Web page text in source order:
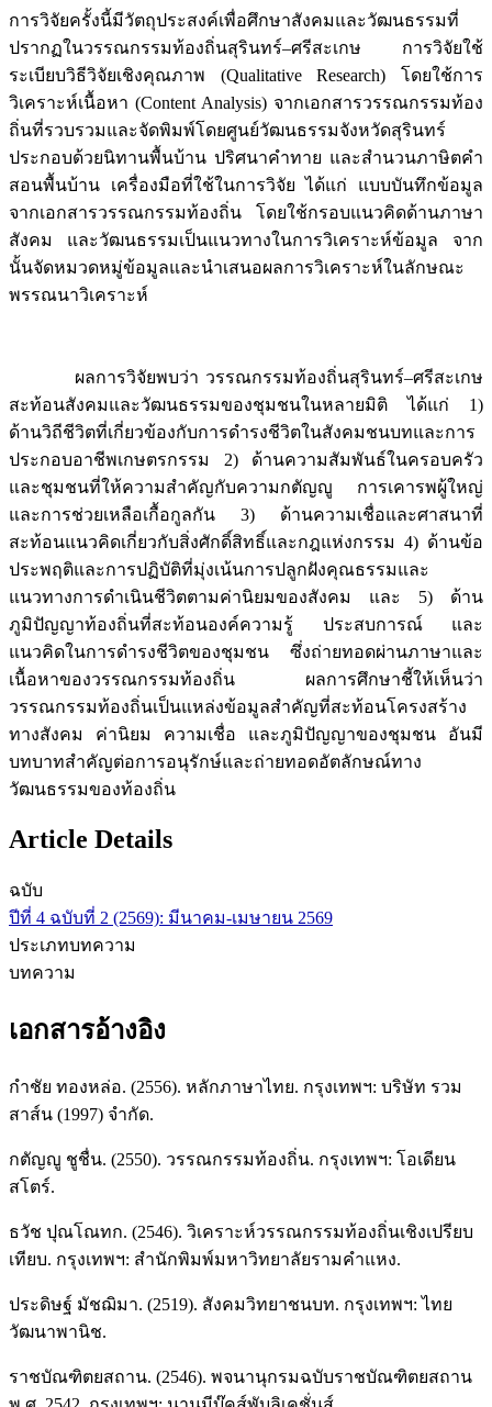
การวิจัยครั้งนี้มีวัตถุประสงค์เพื่อศึกษาสังคมและวัฒนธรรมที่
ปรากฏในวรรณกรรมท้องถิ่นสุรินทร์–ศรีสะเกษ การวิจัยใช้
ระเบียบวิธีวิจัยเชิงคุณภาพ (Qualitative Research) โดยใช้การ
วิเคราะห์เนื้อหา (Content Analysis) จากเอกสารวรรณกรรมท้อง
ถิ่นที่รวบรวมและจัดพิมพ์โดยศูนย์วัฒนธรรมจังหวัดสุรินทร์
ประกอบด้วยนิทานพื้นบ้าน ปริศนาคำทาย และสำนวนภาษิตคำ
สอนพื้นบ้าน เครื่องมือที่ใช้ในการวิจัย ได้แก่ แบบบันทึกข้อมูล
จากเอกสารวรรณกรรมท้องถิ่น โดยใช้กรอบแนวคิดด้านภาษา
สังคม และวัฒนธรรมเป็นแนวทางในการวิเคราะห์ข้อมูล จาก
นั้นจัดหมวดหมู่ข้อมูลและนำเสนอผลการวิเคราะห์ในลักษณะ
พรรณนาวิเคราะห์
ผลการวิจัยพบว่า วรรณกรรมท้องถิ่นสุรินทร์–ศรีสะเกษ
สะท้อนสังคมและวัฒนธรรมของชุมชนในหลายมิติ ได้แก่ 1)
ด้านวิถีชีวิตที่เกี่ยวข้องกับการดำรงชีวิตในสังคมชนบทและการ
ประกอบอาชีพเกษตรกรรม 2) ด้านความสัมพันธ์ในครอบครัว
และชุมชนที่ให้ความสำคัญกับความกตัญญู การเคารพผู้ใหญ่
และการช่วยเหลือเกื้อกูลกัน 3) ด้านความเชื่อและศาสนาที่
สะท้อนแนวคิดเกี่ยวกับสิ่งศักดิ์สิทธิ์และกฎแห่งกรรม 4) ด้านข้อ
ประพฤติและการปฏิบัติที่มุ่งเน้นการปลูกฝังคุณธรรมและ
แนวทางการดำเนินชีวิตตามค่านิยมของสังคม และ 5) ด้าน
ภูมิปัญญาท้องถิ่นที่สะท้อนองค์ความรู้ ประสบการณ์ และ
แนวคิดในการดำรงชีวิตของชุมชน ซึ่งถ่ายทอดผ่านภาษาและ
เนื้อหาของวรรณกรรมท้องถิ่น ผลการศึกษาชี้ให้เห็นว่า
วรรณกรรมท้องถิ่นเป็นแหล่งข้อมูลสำคัญที่สะท้อนโครงสร้าง
ทางสังคม ค่านิยม ความเชื่อ และภูมิปัญญาของชุมชน อันมี
บทบาทสำคัญต่อการอนุรักษ์และถ่ายทอดอัตลักษณ์ทาง
วัฒนธรรมของท้องถิ่น
Article Details
ฉบับ
ปีที่ 4 ฉบับที่ 2 (2569): มีนาคม-เมษายน 2569
ประเภทบทความ
บทความ
เอกสารอ้างอิง
กำชัย ทองหล่อ. (2556). หลักภาษาไทย. กรุงเทพฯ: บริษัท รวม
สาส์น (1997) จำกัด.
กตัญญู ชูชื่น. (2550). วรรณกรรมท้องถิ่น. กรุงเทพฯ: โอเดียน
สโตร์.
ธวัช ปุณโณทก. (2546). วิเคราะห์วรรณกรรมท้องถิ่นเชิงเปรียบ
เทียบ. กรุงเทพฯ: สำนักพิมพ์มหาวิทยาลัยรามคำแหง.
ประดิษฐ์ มัชฌิมา. (2519). สังคมวิทยาชนบท. กรุงเทพฯ: ไทย
วัฒนาพานิช.
ราชบัณฑิตยสถาน. (2546). พจนานุกรมฉบับราชบัณฑิตยสถาน